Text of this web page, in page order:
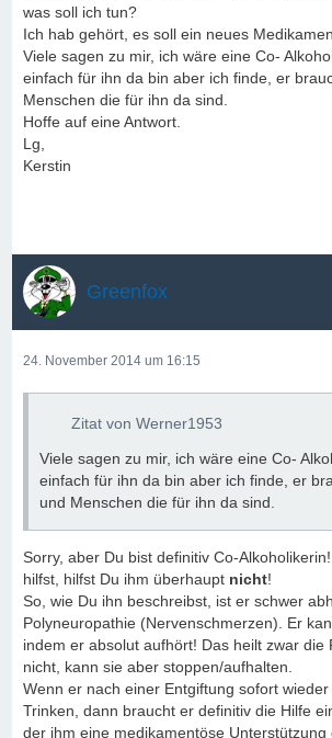
was soll ich tun?
Ich hab gehört, es soll ein neues
Viele sagen zu mir, ich wäre eine Co-
einfach für ihn da bin aber ich finde, er
Menschen die für ihn da sind.
Hoffe auf eine Antwort.
Lg,
Kerstin
Greenfox
24. November 2014 um 16:15
Zitat von Werner1953
Viele sagen zu mir, ich wäre eine Co-
einfach für ihn da bin aber ich finde, er
und Menschen die für ihn da sind.
Sorry, aber Du bist definitiv Co-
hilfst, hilfst Du ihm überhaupt nicht!
So, wie Du ihn beschreibst, ist er schwer
Polyneuropathie (Nervenschmerzen). Er
indem er absolut aufhört! Das heilt zwar die
nicht, kann sie aber stoppen/aufhalten.
Wenn er nach einer Entgiftung sofort
Trinken, dann braucht er definitiv die Hilfe
der ihm eine medikamentöse Unterstützung